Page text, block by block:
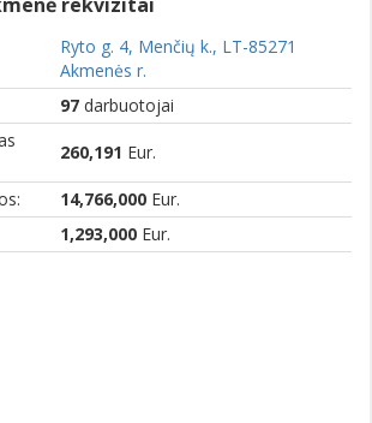
Ryto g. 4, Menčių k., LT-85271
Akmenės r.
97 darbuotojai
260,191 Eur.
14,766,000 Eur.
1,293,000 Eur.